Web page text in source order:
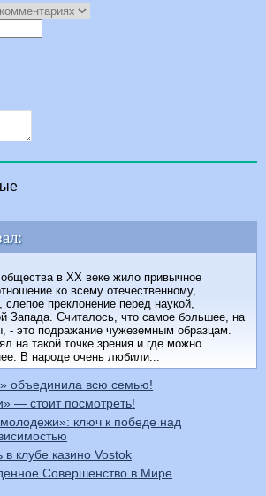
в XX веке жило привычное
ко всему отечественному,
преклонение перед наукой,
Запада. Считалось, что самое большее, на
- это подражание чужеземным образцам.
на такой точке зрения и где можно
В народе очень любили...
объединила всю семью!
— стоит посмотреть!
ключ к победе над
в клубе казино Vostok
Совершенство в Мире